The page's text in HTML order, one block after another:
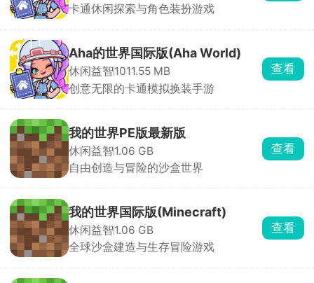
卡通休闲探索与角色装扮游戏
Aha的世界国际版(Aha World)
休闲益智1011.55 MB
创意无限的卡通模拟换装手游
查看
我的世界PE版最新版
休闲益智1.06 GB
自由创造与冒险的沙盒世界
查看
我的世界国际版(Minecraft)
休闲益智1.06 GB
全球沙盒建造与生存冒险游戏
查看